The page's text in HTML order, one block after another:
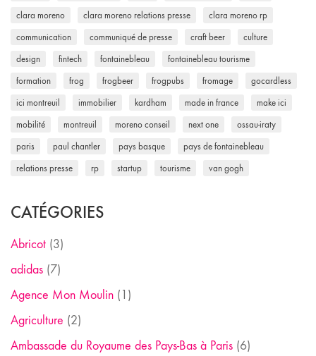
clara moreno clara moreno relations presse clara moreno rp
communication communiqué de presse craft beer culture
design fintech fontainebleau fontainebleau tourisme
formation frog frogbeer frogpubs fromage gocardless
ici montreuil immobilier kardham made in france make ici
mobilité montreuil moreno conseil next one ossau-iraty
paris paul chantler pays basque pays de fontainebleau
relations presse rp startup tourisme van gogh
CATÉGORIES
Abricot (3)
adidas (7)
Agence Mon Moulin (1)
Agriculture (2)
Ambassade du Royaume des Pays-Bas à Paris (6)